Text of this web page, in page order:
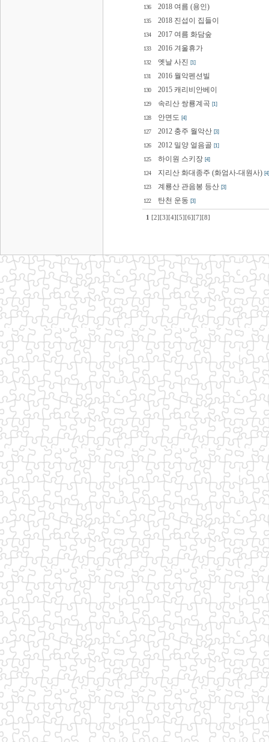
136 2018 여름 (용인)
135 2018 진섭이 집들이
134 2017 여름 화담숲
133 2016 겨울휴가
132 옛날 사진 [1]
131 2016 월악펜션빌
130 2015 캐리비안베이
129 속리산 쌍룡계곡 [1]
128 안면도 [4]
127 2012 충주 월악산 [3]
126 2012 밀양 얼음골 [1]
125 하이원 스키장 [4]
124 지리산 화대종주 (화엄사-대원사) [4]
123 계룡산 관음봉 등산 [3]
122 탄천 운동 [3]
1 [2] [3] [4] [5] [6] [7] [8]